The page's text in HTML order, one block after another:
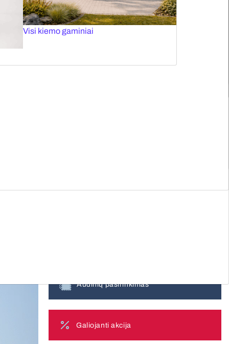
Visi kiemo gaminiai
kondicionavimo kaštus, bei užtikrinantys privatumą.
Audinių pasirinkimas
Galiojanti akcija